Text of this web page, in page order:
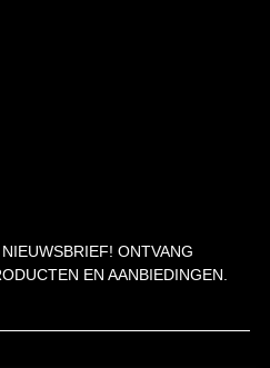
ONTVANG
EN AANBIEDINGEN.